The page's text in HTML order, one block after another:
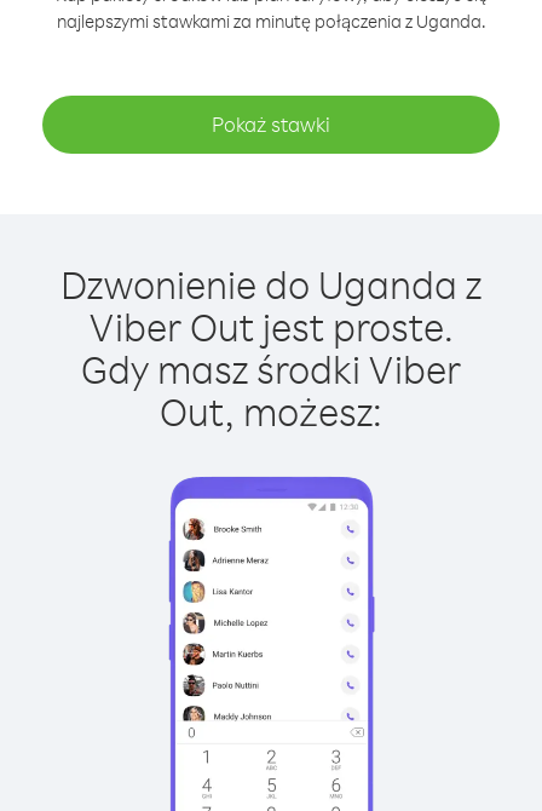
najlepszymi stawkami za minutę połączenia z Uganda.
Pokaż stawki
Dzwonienie do Uganda z
Viber Out jest proste.
Gdy masz środki Viber
Out, możesz: